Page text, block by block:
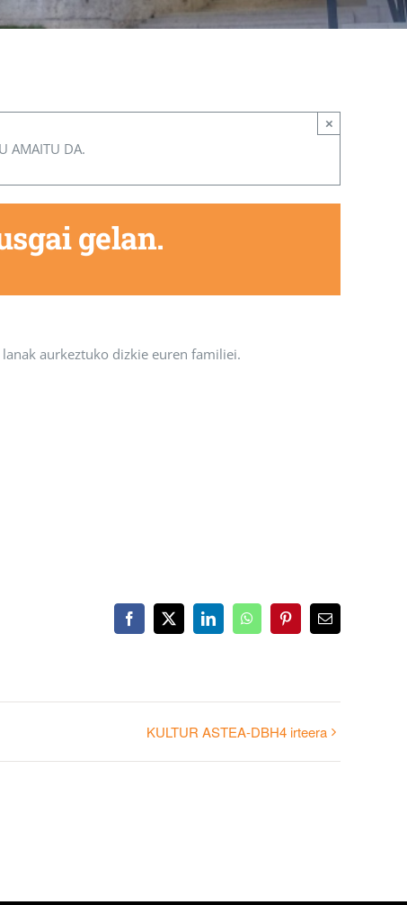
AMAITU DA.
×
gelan.
aurkeztuko dizkie euren familiei.
Facebook
X LinkedInWhatsAppPinterestEmail
KULTUR ASTEA-DBH4 irteera